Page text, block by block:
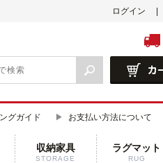
ログイン
グガイド お支払い方法について
収納家具
STORAGE
ラグマット
RUG